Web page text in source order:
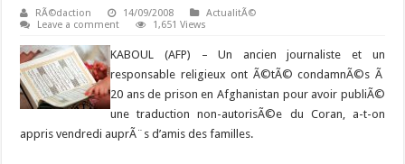
RÃ©daction 14/09/2008
ActualitÃ©
Leave a comment
1,651 Views
KABOUL (AFP) –Un ancien journaliste et un
responsable religieux ont Ã©tÃ© condamnÃ©s Ã
20 ans de prison en Afghanistan pour avoir publiÃ©
une traduction non-autorisÃ©e du Coran, a-t-on
appris vendredi auprÃ¨s d’amis des familles.